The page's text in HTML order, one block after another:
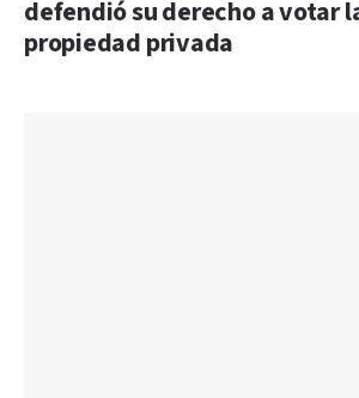
defendió su derecho a votar
propiedad privada